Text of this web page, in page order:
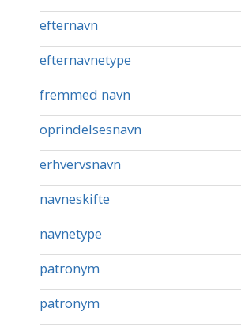
efternavn
efternavnetype
fremmed navn
oprindelsesnavn
erhvervsnavn
navneskifte
navnetype
patronym
patronym